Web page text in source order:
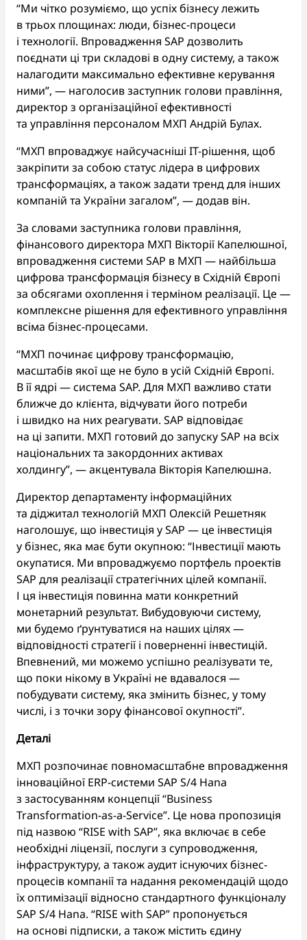
“Ми чітко розуміємо, що успіх бізнесу лежить
в трьох площинах: люди, бізнес-процеси
і технології. Впровадження SAP дозволить
поєднати ці три складові в одну систему, а також
налагодити максимально ефективне керування
ними”, — наголосив заступник голови правління,
директор з організаційної ефективності
та управління персоналом МХП Андрій Булах.
“МХП впроваджує найсучасніші IT-рішення, щоб
закріпити за собою статус лідера в цифрових
трансформаціях, а також задати тренд для інших
компаній та України загалом”, — додав він.
За словами заступника голови правління,
фінансового директора МХП Вікторії Капелюшної,
впровадження системи SAP в МХП — найбільша
цифрова трансформація бізнесу в Східній Європі
за обсягами охоплення і терміном реалізації. Це —
комплексне рішення для ефективного управління
всіма бізнес-процесами.
“МХП починає цифрову трансформацію,
масштабів якої ще не було в усій Східній Європі.
В її ядрі — система SAP. Для МХП важливо стати
ближче до клієнта, відчувати його потреби
і швидко на них реагувати. SAP відповідає
на ці запити. МХП готовий до запуску SAP на всіх
національних та закордонних активах
холдингу”, — акцентувала Вікторія Капелюшна.
Директор департаменту інформаційних
та діджитал технологій МХП Олексій Решетняк
наголошує, що інвестиція у SAP — це інвестиція
у бізнес, яка має бути окупною: “Інвестиції мають
окупатися. Ми впроваджуємо портфель проектів
SAP для реалізації стратегічних цілей компанії.
І ця інвестиція повинна мати конкретний
монетарний результат. Вибудовуючи систему,
ми будемо ґрунтуватися на наших цілях —
відповідності стратегії і поверненні інвестицій.
Впевнений, ми можемо успішно реалізувати те,
що поки нікому в Україні не вдавалося —
побудувати систему, яка змінить бізнес, у тому
числі, і з точки зору фінансової окупності”.
Деталі
МХП розпочинає повномасштабне впровадження
інноваційної ERP-системи SAP S/4 Hana
з застосуванням концепції “Business
Transformation-as-a-Service”. Це нова пропозиція
під назвою “RISE with SAP”, яка включає в себе
необхідні ліцензії, послуги з супроводження,
інфраструктуру, а також аудит існуючих бізнес-
процесів компанії та надання рекомендацій щодо
їх оптимізації відносно стандартного функціоналу
SAP S/4 Hana. “RISE with SAP” пропонується
на основі підписки, а також містить єдину